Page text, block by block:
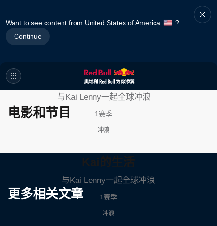
Want to see content from United States of America
?
Continue
电影和节目
Kai的生活
与Kai Lenny一起全球冲浪
1赛季
冲浪
更多相关文章
Kai的生活
与Kai Lenny一起全球冲浪
1赛季
冲浪